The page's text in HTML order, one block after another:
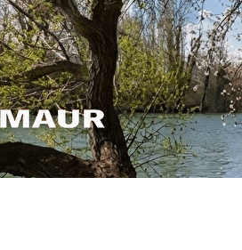
les colonnes affichées